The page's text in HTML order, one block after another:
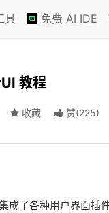
具 免费 AI IDE
教程
收藏 赞(225)
了各种用户界面插件